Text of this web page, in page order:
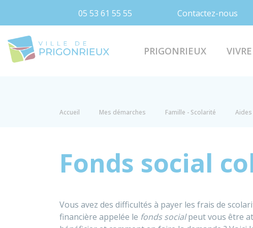
05 53 61 55 55 Contactez-nous
PRIGONRIEUX
Accueil Mes démarches Famille - Scolarité
Fonds social
Vous avez des difficultés à payer les frais de
financière appelée le fonds socialpeut vous être